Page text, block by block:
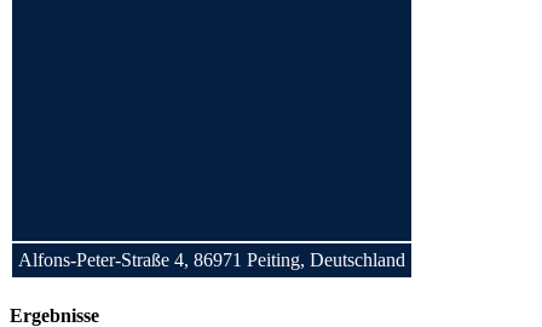
Alfons-Peter-Straße 4, 86971 Peiting, Deutschland
Ergebnisse